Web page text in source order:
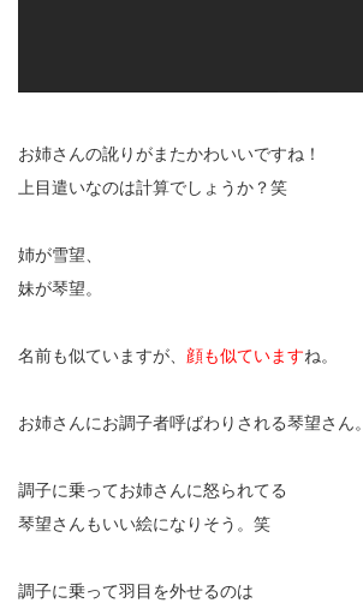
お姉さんの訛りがまたかわいいですね！
上目遣いなのは計算でしょうか？笑
姉が雪望、
妹が琴望。
名前も似ていますが、 顔も似ていますね。
お姉さんにお調子者呼ばわりされる琴望さん。
調子に乗ってお姉さんに怒られてる
琴望さんもいい絵になりそう。笑
調子に乗って羽目を外せるのは